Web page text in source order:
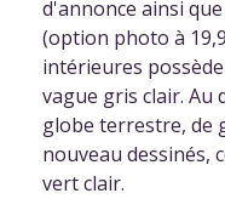
d'annonce ainsi
(option photo à
intérieures
vague gris clair. Au
globe terrestre, de
nouveau dessinés,
vert clair.